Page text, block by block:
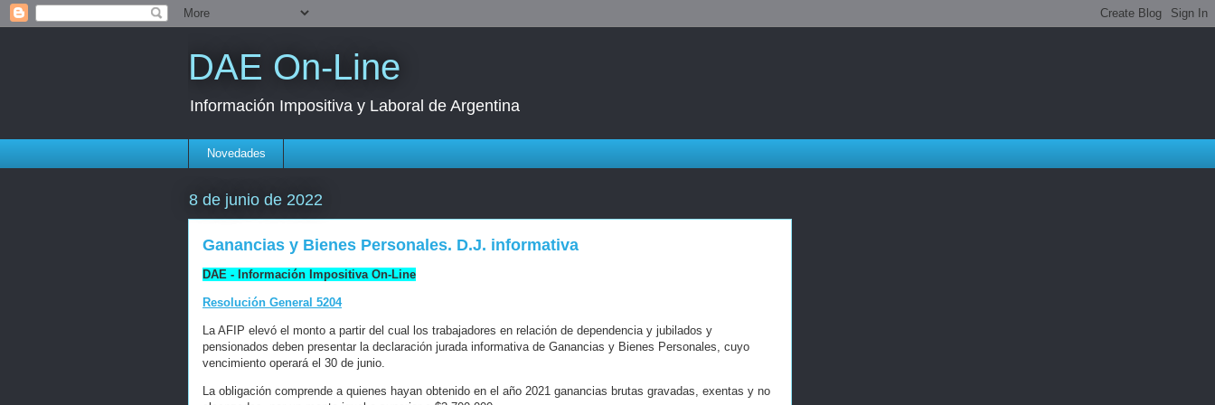
DAE On-Line
Información Impositiva y Laboral de Argentina
Novedades
8 de junio de 2022
Ganancias y Bienes Personales. D.J. informativa
DAE - Información Impositiva On-Line
Resolución General 5204
La AFIP elevó el monto a partir del cual los trabajadores en relación de dependencia y jubilados y
pensionados deben presentar la declaración jurada informativa de Ganancias y Bienes Personales, cuyo
vencimiento operará el 30 de junio.
La obligación comprende a quienes hayan obtenido en el año 2021 ganancias brutas gravadas, exentas y no